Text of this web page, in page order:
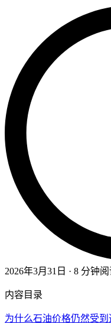
2026年3月31日 · 8 分钟
内容目录
为什么石油价格仍然受